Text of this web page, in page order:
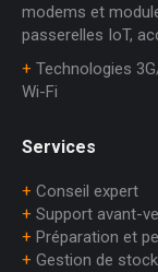
modems et
passerelles IoT,
+ Technologies
Wi-Fi
Services
+ Conseil expert
+ Support avant-
+ Préparation et
+ Gestion de